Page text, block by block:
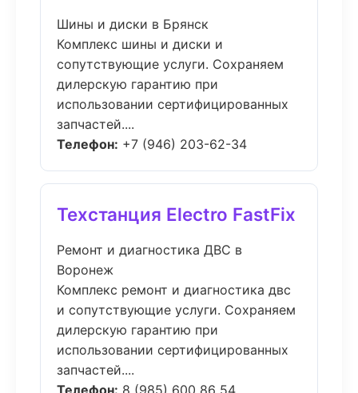
Шины и диски в Брянск
Комплекс шины и диски и
сопутствующие услуги. Сохраняем
дилерскую гарантию при
использовании сертифицированных
запчастей....
Телефон: +7 (946) 203-62-34
Техстанция Electro FastFix
Ремонт и диагностика ДВС в
Воронеж
Комплекс ремонт и диагностика двс
и сопутствующие услуги. Сохраняем
дилерскую гарантию при
использовании сертифицированных
запчастей....
Телефон: 8 (985) 600 86 54